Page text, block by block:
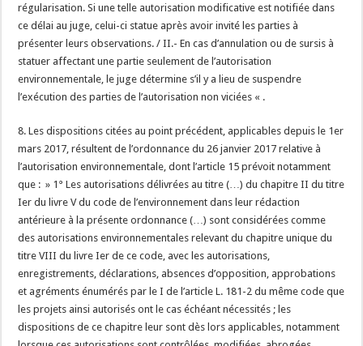
régularisation. Si une telle autorisation modificative est notifiée dans
ce délai au juge, celui-ci statue après avoir invité les parties à
présenter leurs observations. / II.- En cas d’annulation ou de sursis à
statuer affectant une partie seulement de l’autorisation
environnementale, le juge détermine s’il y a lieu de suspendre
l’exécution des parties de l’autorisation non viciées « .
8. Les dispositions citées au point précédent, applicables depuis le 1er
mars 2017, résultent de l’ordonnance du 26 janvier 2017 relative à
l’autorisation environnementale, dont l’article 15 prévoit notamment
que : » 1° Les autorisations délivrées au titre (…) du chapitre II du titre
Ier du livre V du code de l’environnement dans leur rédaction
antérieure à la présente ordonnance (…) sont considérées comme
des autorisations environnementales relevant du chapitre unique du
titre VIII du livre Ier de ce code, avec les autorisations,
enregistrements, déclarations, absences d’opposition, approbations
et agréments énumérés par le I de l’article L. 181-2 du même code que
les projets ainsi autorisés ont le cas échéant nécessités ; les
dispositions de ce chapitre leur sont dès lors applicables, notamment